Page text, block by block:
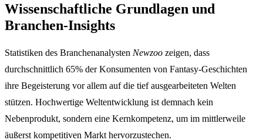
Wissenschaftliche Grundlagen und
Branchen-Insights
Statistiken des Branchenanalysten Newzoo zeigen, dass
durchschnittlich 65% der Konsumenten von Fantasy-Geschichten
ihre Begeisterung vor allem auf die tief ausgearbeiteten Welten
stützen. Hochwertige Weltentwicklung ist demnach kein
Nebenprodukt, sondern eine Kernkompetenz, um im mittlerweile
äußerst kompetitiven Markt hervorzustechen.